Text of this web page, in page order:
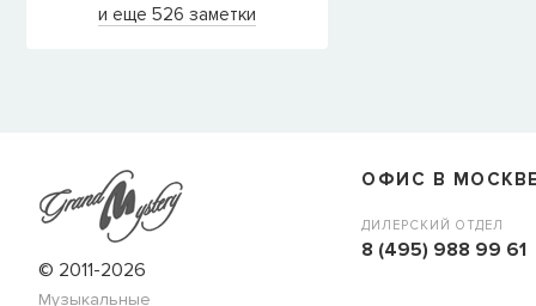
и еще 526 заметки
© 2011-2026
Музыкальные
ОФИС В
ДИЛЕРСКИЙ ОТДЕЛ
8 (495) 988 99 61